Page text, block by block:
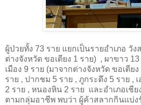
ผู้ป่วยทั้ง 73 ราย แยกเป็นรายอำเภอ วัง
ต่างจังหวัด ขอเตียง 1 ราย) , ผาขาว
เมือง 9 ราย (มาจากต่างจังหวัด ขอเตียง
ราย , ปากชม 5 ราย , ภูกระดึง 5 ราย ,
2 ราย , หนองหิน 2 ราย และอำเภอเชี
ตามกลุ่มอาชีพ พบว่า ผู้ค้าสลากกินแบ่ง